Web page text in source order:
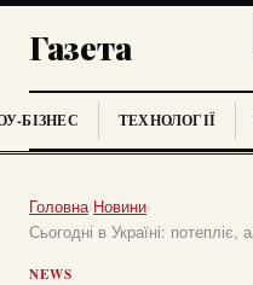
Газета
БІЗНЕС ТЕХНОЛОГІЇ
Головна›Новини›
Сьогодні в Україні:
NEWS